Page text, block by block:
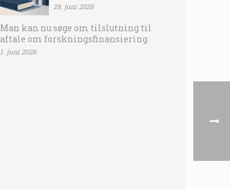
29. juni 2026
Man kan nu søge om tilslutning til
aftale om forskningsfinansiering
1. juni 2026